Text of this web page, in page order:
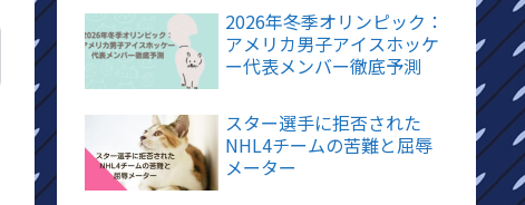
2026年冬季オリンピック：
アメリカ男子アイスホッケ
ー代表メンバー徹底予測
スター選手に拒否された
NHL4チームの苦難と屈辱
メーター